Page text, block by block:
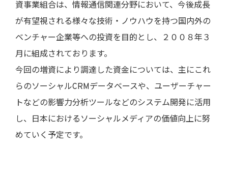
資事業組合は、情報通信関連分野において、今後成長
が有望視される様々な技術・ノウハウを持つ国内外の
ベンチャー企業等への投資を目的とし、２００８年３
月に組成されております。
今回の増資により調達した資金については、主にこれ
らのソーシャルCRMデータベースや、ユーザーチャー
トなどの影響力分析ツールなどのシステム開発に活用
し、日本におけるソーシャルメディアの価値向上に努
めていく予定です。